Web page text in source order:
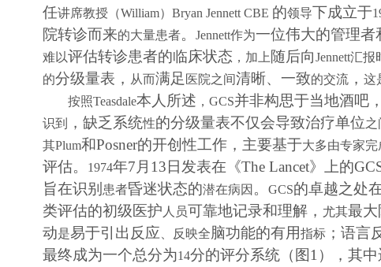
任讲席教授（William） Bryan Jennett CBE 的领导下成立于
院转诊而来的大量患者。 Jennett作为一位伟大的管理
难以评估转诊患者的临床状态 ，加上 随后向Jennett汇报
的分级量表， 从而满足 医院之间清晰、一致的交流， 这
按照Teasdale本人所述 ， GCS并非构思于当地酒吧
识到
，缺乏系统性的分级量表不仅会导致治疗单位之
其Plum和Posner的开创性工作，主要基于大多由专家完
评估。
1974年7 月 13 日发表在《The Lancet》上的
旨在识别 患者昏迷状态的潜在病因 。 GCS的卓越之处
类评估的初级医护 人员可靠地记录和理解， 尤其最大
动是易于引出反应 、反映全脑功能的有用指标；语言
最终成为一个总分为14分的评分系统（图 1 ） ，其